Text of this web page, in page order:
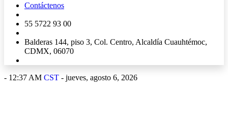
Contáctenos
55 5722 93 00
Balderas 144, piso 3, Col. Centro, Alcaldía Cuauhtémoc,
CDMX, 06070
- 12:37 AM CST - jueves, agosto 6, 2026